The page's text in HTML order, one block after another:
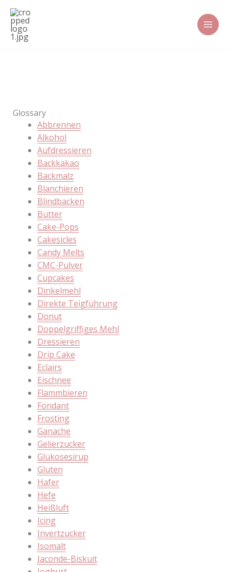
Zum
Inhalt
springen
Glossary
Abbrennen
Alkohol
Aufdressieren
Backkakao
Backmalz
Blanchieren
Blindbacken
Butter
Cake-Pops
Cakesicles
Candy Melts
CMC-Pulver
Cupcakes
Dinkelmehl
Direkte Teigführung
Donut
Doppelgriffiges Mehl
Dressieren
Drip Cake
Eclairs
Eischnee
Flammbieren
Fondant
Frosting
Ganache
Gelierzucker
Glukosesirup
Gluten
Hafer
Hefe
Heißluft
Icing
Invertzucker
Isomalt
Jaconde-Biskuit